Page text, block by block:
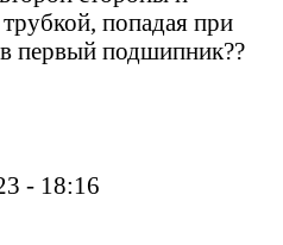
попадая при
первый подшипник??
- 18:16